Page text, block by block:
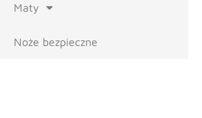
Maty
Noże bezpieczne